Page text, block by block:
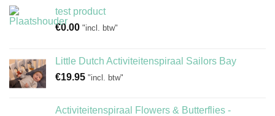
test product
€0.00 "incl. btw"
Little Dutch Activiteitenspiraal Sailors Bay
€19.95 "incl. btw"
Activiteitenspiraal Flowers & Butterflies -